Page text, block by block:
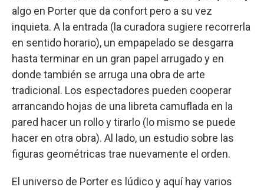
algo en Porter que da confort pero a su vez
inquieta. A la entrada (la curadora sugiere recorrerla
en sentido horario), un empapelado se desgarra
hasta terminar en un gran papel arrugado y en
donde también se arruga una obra de arte
tradicional. Los espectadores pueden cooperar
arrancando hojas de una libreta camuflada en la
pared hacer un rollo y tirarlo (lo mismo se puede
hacer en otra obra). Al lado, un estudio sobre las
figuras geométricas trae nuevamente el orden.
El universo de Porter es lúdico y aquí hay varios